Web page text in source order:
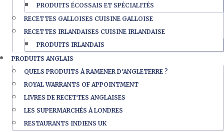
PRODUITS ÉCOSSAIS ET SPÉCIALITÉS
RECETTES GALLOISES CUISINE GALLOISE
RECETTES IRLANDAISES CUISINE IRLANDAISE
PRODUITS IRLANDAIS
PRODUITS ANGLAIS
QUELS PRODUITS À RAMENER D’ANGLETERRE ?
ROYAL WARRANTS OF APPOINTMENT
LIVRES DE RECETTES ANGLAISES
LES SUPERMARCHÉS À LONDRES
RESTAURANTS INDIENS UK